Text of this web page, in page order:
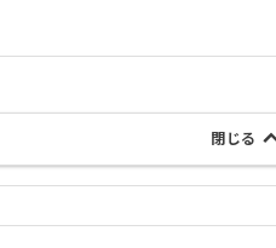
閉じる